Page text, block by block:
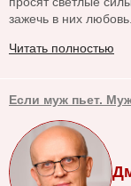
зажечь в них
Читать полностью
Если муж пьет.